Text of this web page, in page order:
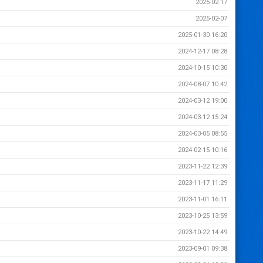
2025-02-17
2025-02-07
2025-01-30 16:20
2024-12-17 08:28
2024-10-15 10:30
2024-08-07 10:42
2024-03-12 19:00
2024-03-12 15:24
2024-03-05 08:55
2024-02-15 10:16
2023-11-22 12:39
2023-11-17 11:29
2023-11-01 16:11
2023-10-25 13:59
2023-10-22 14:49
2023-09-01 09:38